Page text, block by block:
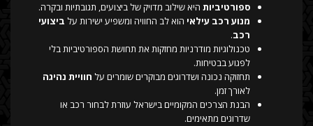
ספורטיביות היא שילוב מדויק של ביצועים, תגובתיות ובקרה.
מנוע רכב עילאי הוא לב החוויה ומשפיע ישירות על ביצועי
רכב.
טכנולוגיות מודרניות מחזקות את תחושת הספורטיביות בלי
לפגוע בבטיחות.
תחזוקה נכונה ושדרוגים מבוקרים שומרים על חוויית נהיגה
לאורך זמן.
הבנת הצרכים המקומיים בישראל עוזרת לבחור רכב או
שדרוגים מתאימים.